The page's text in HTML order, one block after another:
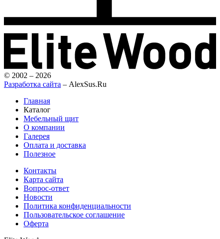
© 2002 – 2026
Разработка сайта – AlexSus.Ru
Главная
Каталог
Мебельный щит
О компании
Галерея
Оплата и доставка
Полезное
Контакты
Карта сайта
Вопрос-ответ
Новости
Политика конфиденциальности
Пользовательское соглашение
Оферта